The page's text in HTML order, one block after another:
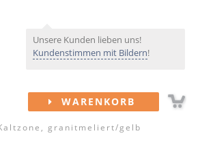
Unsere Kunden lieben uns!
Kundenstimmen mit Bildern!
WARENKORB
granitmeliert/gelb